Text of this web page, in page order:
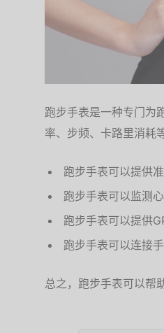
跑步手表是一种专门为
率、步频、卡路里消耗
跑步手表可以提供
跑步手表可以监测
跑步手表可以提供
跑步手表可以连接
总之，跑步手表可以帮